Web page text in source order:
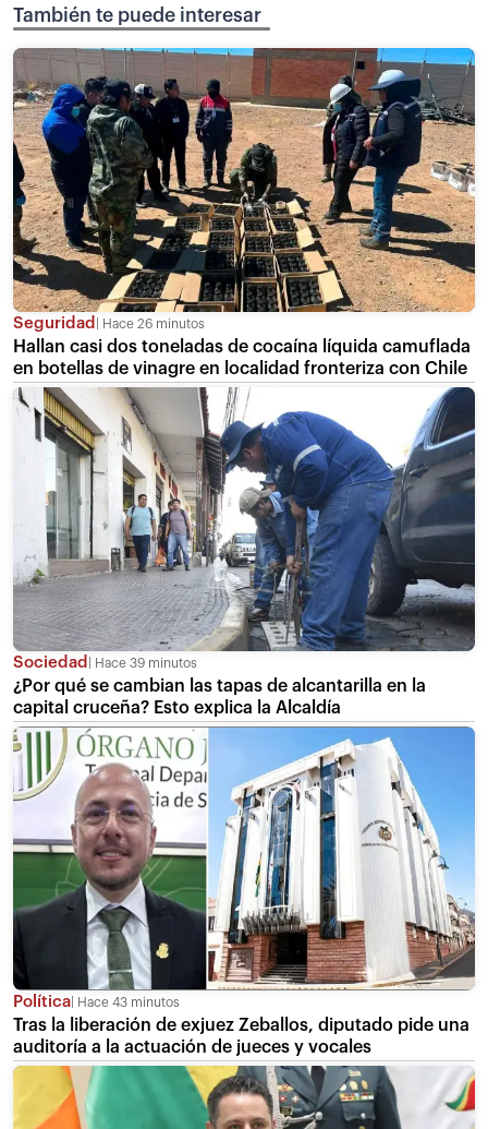
También te puede interesar
Seguridad Hace 26 minutos
Hallan casi dos toneladas de cocaína líquida camuflada
en botellas de vinagre en localidad fronteriza con Chile
Sociedad Hace 39 minutos
¿Por qué se cambian las tapas de alcantarilla en la
capital cruceña? Esto explica la Alcaldía
Política Hace 43 minutos
Tras la liberación de exjuez Zeballos, diputado pide una
auditoría a la actuación de jueces y vocales